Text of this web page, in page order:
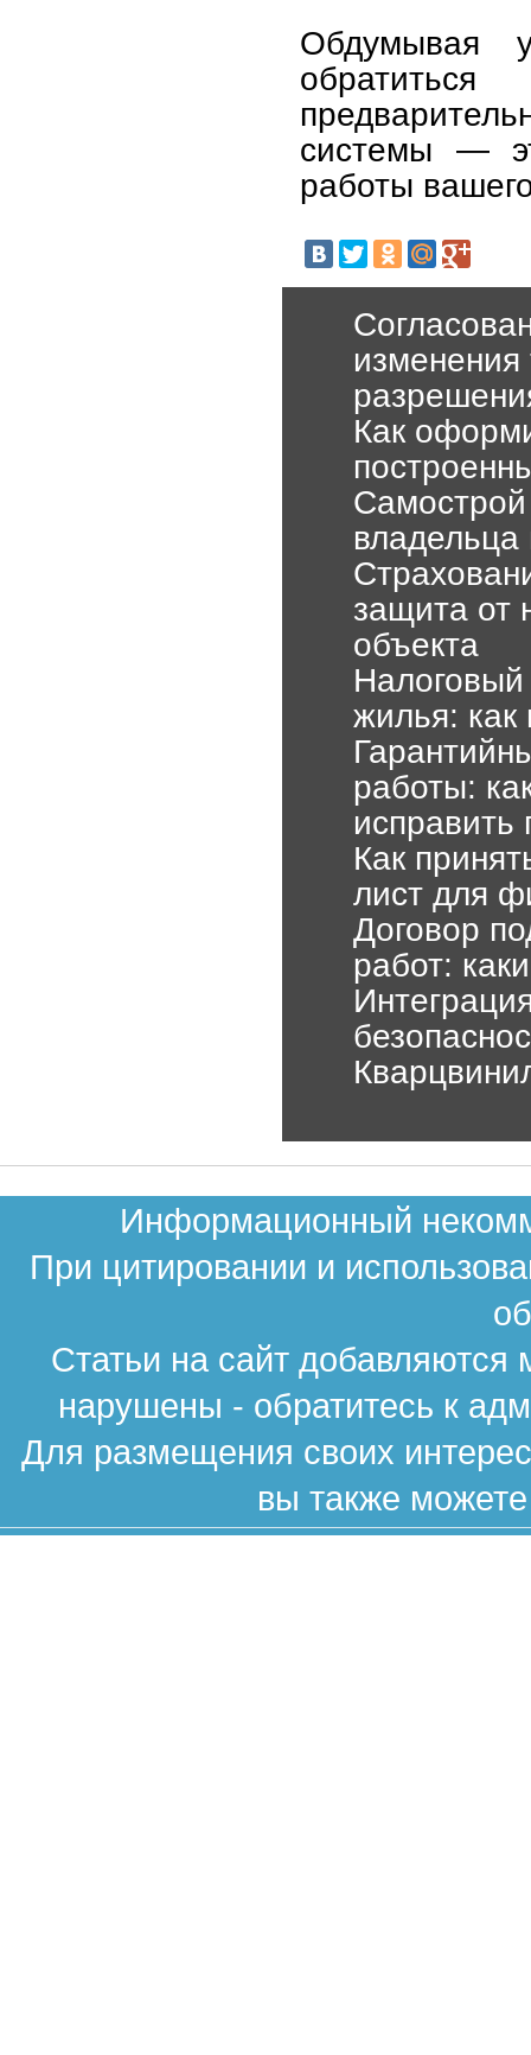
Обдумывая
системы —
работы
Как
Самострой
владельца
защита от
объекта
Налоговый
жилья: как
работы:
исправить
Как
лист для
Договор
работ:
Информационный
При цитировании и
Статьи на сайт
нарушены - обратитесь к
Для размещения своих
вы также